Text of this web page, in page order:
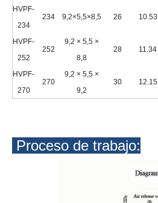
HVPF-
234
234 9,2×5,5×8,5 26 10.53
HVPF-
252
252
9,2 × 5,5 ×
8,8
28 11.34
HVPF-
270
270
9,2 × 5,5 ×
9,2
30 12.15
Proceso de trabajo: